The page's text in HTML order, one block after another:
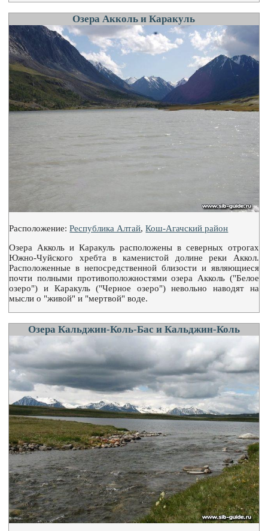
Озера Акколь и Каракуль
Расположение:Республика Алтай,Кош-Агачский район
Озера Акколь и Каракуль расположены в северных отрогах
Южно-Чуйского хребта в каменистой долине реки Аккол.
Расположенные в непосредственной близости и являющиеся
почти полными противоположностями озера Акколь ("Белое
озеро") и Каракуль ("Черное озеро") невольно наводят на
мысли о "живой" и "мертвой" воде.
Озера Кальджин-Коль-Бас и Кальджин-Коль